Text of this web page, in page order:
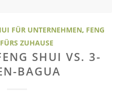
FÜR UNTERNEHMEN, FENG
ZUHAUSE
SHUI VS. 3-
BAGUA